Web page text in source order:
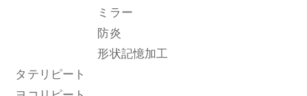
ミラー
防炎
形状記憶加工
タテリピート